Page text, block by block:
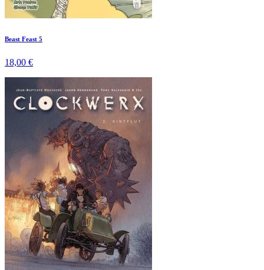
Beast Feast 5
18,00 €